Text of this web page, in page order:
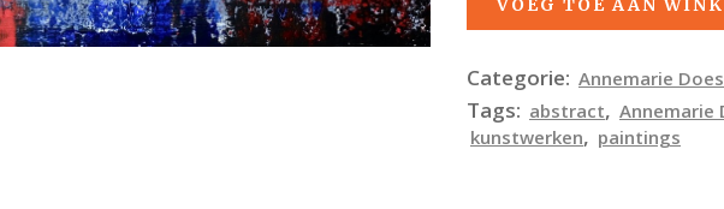
VOEG TOE AAN
Categorie: Annemarie
Tags: abstract, Annemarie
kunstwerken, paintings